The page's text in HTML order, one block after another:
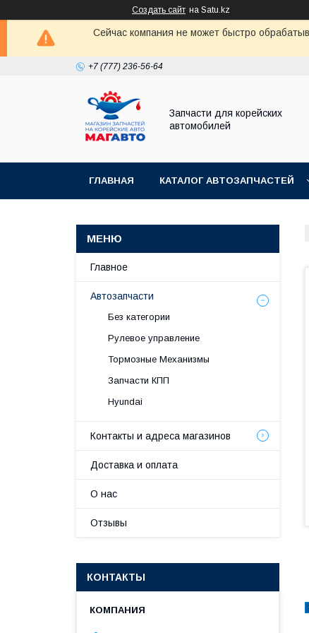
Создать сайт на Satu.kz
Сейчас компания не может быстро
+7 (777) 236-56-64
Запчасти для корейских
автомобилей
ГЛАВНАЯ КАТАЛОГ АВТОЗАПЧАСТЕЙ
Главное
Автозапчасти
Без категории
Рулевое управление
Тормозные Механизмы
Запчасти КПП
Hyundai
Контакты и адреса магазинов
Доставка и оплата
О нас
Отзывы
КОНТАКТЫ